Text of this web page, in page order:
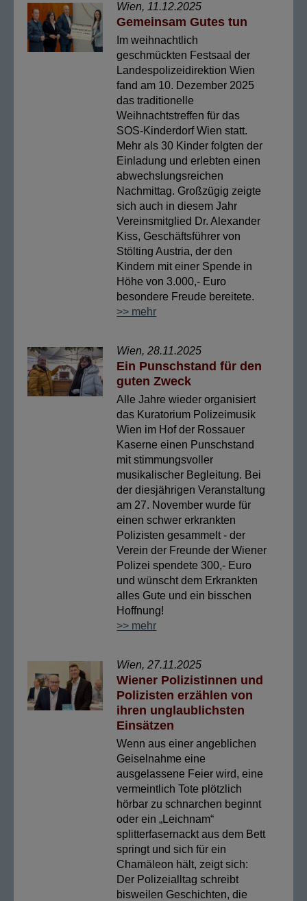
Wien, 11.12.2025
Gemeinsam Gutes tun
Im weihnachtlich
geschmückten Festsaal der
Landespolizeidirektion Wien
fand am 10. Dezember 2025
das traditionelle
Weihnachtstreffen für das
SOS-Kinderdorf Wien statt.
Mehr als 30 Kinder folgten der
Einladung und erlebten einen
abwechslungsreichen
Nachmittag. Großzügig zeigte
sich auch in diesem Jahr
Vereinsmitglied Dr. Alexander
Kiss, Geschäftsführer von
Stölting Austria, der den
Kindern mit einer Spende in
Höhe von 3.000,- Euro
besondere Freude bereitete.
>> mehr
Wien, 28.11.2025
Ein Punschstand für den
guten Zweck
Alle Jahre wieder organisiert
das Kuratorium Polizeimusik
Wien im Hof der Rossauer
Kaserne einen Punschstand
mit stimmungsvoller
musikalischer Begleitung. Bei
der diesjährigen Veranstaltung
am 27. November wurde für
einen schwer erkrankten
Polizisten gesammelt - der
Verein der Freunde der Wiener
Polizei spendete 300,- Euro
und wünscht dem Erkrankten
alles Gute und ein bisschen
Hoffnung!
>> mehr
Wien, 27.11.2025
Wiener Polizistinnen und
Polizisten erzählen von
ihren unglaublichsten
Einsätzen
Wenn aus einer angeblichen
Geiselnahme eine
ausgelassene Feier wird, eine
vermeintlich Tote plötzlich
hörbar zu schnarchen beginnt
oder ein „Leichnam“
splitterfasernackt aus dem Bett
springt und sich für ein
Chamäleon hält, zeigt sich:
Der Polizeialltag schreibt
bisweilen Geschichten, die